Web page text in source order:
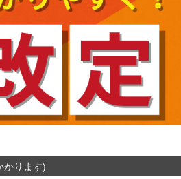
かります)